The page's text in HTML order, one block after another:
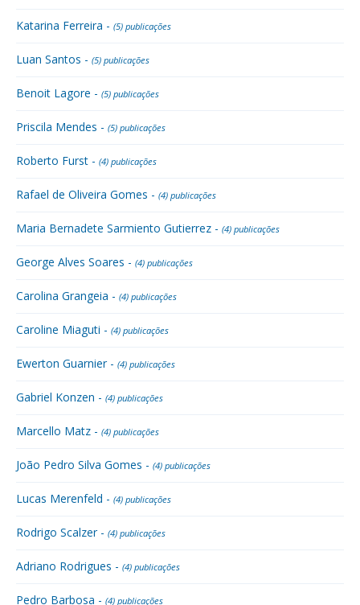
Katarina Ferreira - (5) publicações
Luan Santos - (5) publicações
Benoit Lagore - (5) publicações
Priscila Mendes - (5) publicações
Roberto Furst - (4) publicações
Rafael de Oliveira Gomes - (4) publicações
Maria Bernadete Sarmiento Gutierrez - (4) publicações
George Alves Soares - (4) publicações
Carolina Grangeia - (4) publicações
Caroline Miaguti - (4) publicações
Ewerton Guarnier - (4) publicações
Gabriel Konzen - (4) publicações
Marcello Matz - (4) publicações
João Pedro Silva Gomes - (4) publicações
Lucas Merenfeld - (4) publicações
Rodrigo Scalzer - (4) publicações
Adriano Rodrigues - (4) publicações
Pedro Barbosa - (4) publicações